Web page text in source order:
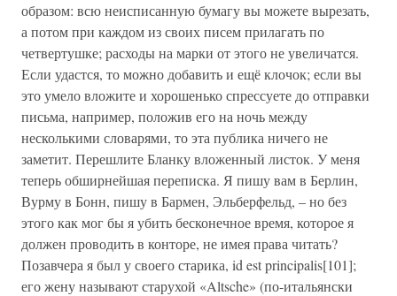
образом: всю неисписанную бумагу вы можете вырезать,
а потом при каждом из своих писем прилагать по
четвертушке; расходы на марки от этого не увеличатся.
Если удастся, то можно добавить и ещё клочок; если вы
это умело вложите и хорошенько спрессуете до отправки
письма, например, положив его на ночь между
несколькими словарями, то эта публика ничего не
заметит. Перешлите Бланку вложенный листок. У меня
теперь обширнейшая переписка. Я пишу вам в Берлин,
Вурму в Бонн, пишу в Бармен, Эльберфельд, – но без
этого как мог бы я убить бесконечное время, которое я
должен проводить в конторе, не имея права читать?
Позавчера я был у своего старика, id est principalis[101];
его жену называют старухой «Altsche» (по-итальянски